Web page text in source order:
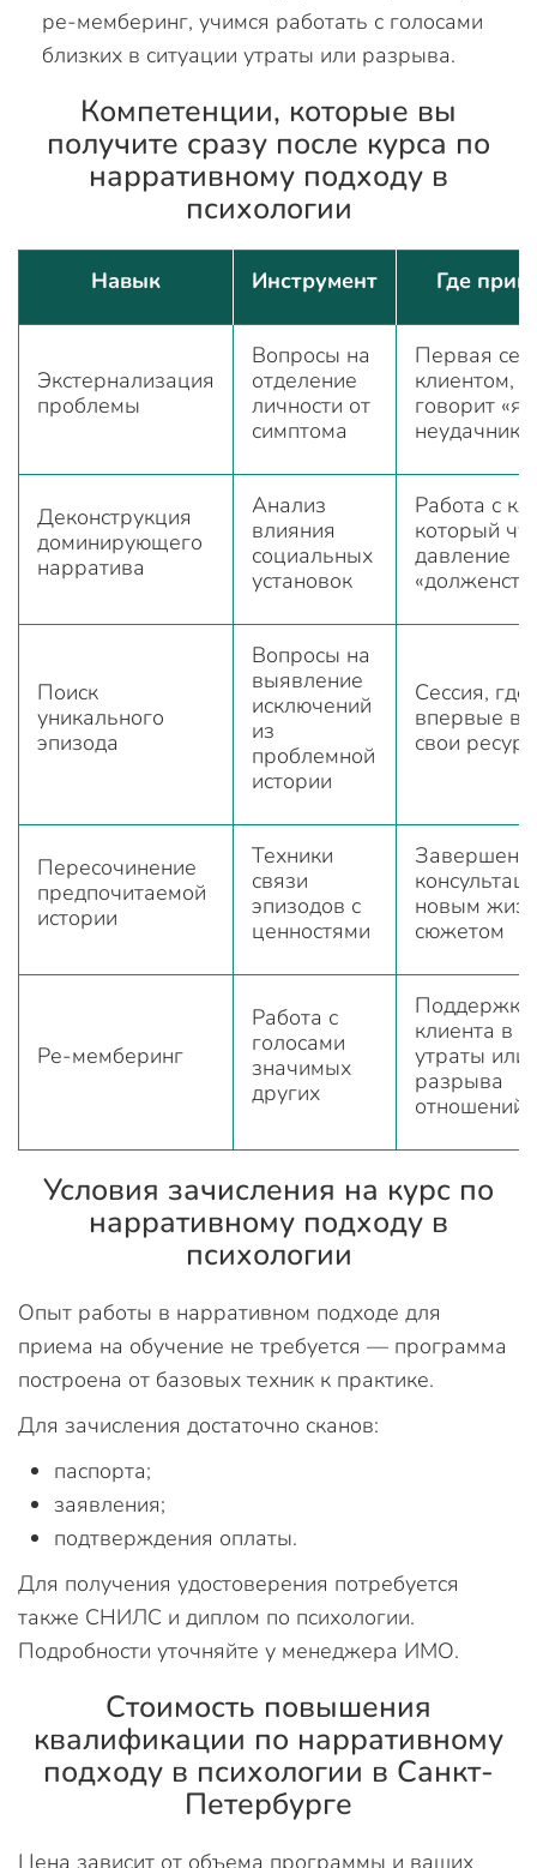
ре-мемберинг, учимся работать с голосами
близких в ситуации утраты или разрыва.
Компетенции, которые вы
получите сразу после курса по
нарративному подходу в
психологии
Навык Инструмент Где
Экстернализация
проблемы
Вопросы на
отделение
личности от
симптома
Первая
клиентом,
говорит «я
неудачник»
Деконструкция
доминирующего
нарратива
Анализ
влияния
социальных
установок
Работа с
который
давление
Поиск
уникального
эпизода
Вопросы на
выявление
исключений
из
проблемной
истории
Сессия, где
впервые
свои
Пересочинение
предпочитаемой
истории
Техники
связи
эпизодов с
ценностями
новым
сюжетом
Ре-мемберинг
Работа с
голосами
значимых
других
Поддержка
клиента в
утраты или
разрыва
отношений
Условия зачисления на курс по
нарративному подходу в
психологии
Опыт работы в нарративном подходе для
приема на обучение не требуется — программа
построена от базовых техник к практике.
Для зачисления достаточно сканов:
паспорта;
заявления;
подтверждения оплаты.
Для получения удостоверения потребуется
также СНИЛС и диплом по психологии.
Подробности уточняйте у менеджера ИМО.
Стоимость повышения
квалификации по нарративному
подходу в психологии в Санкт-
Петербурге
Цена зависит от объема программы и ваших